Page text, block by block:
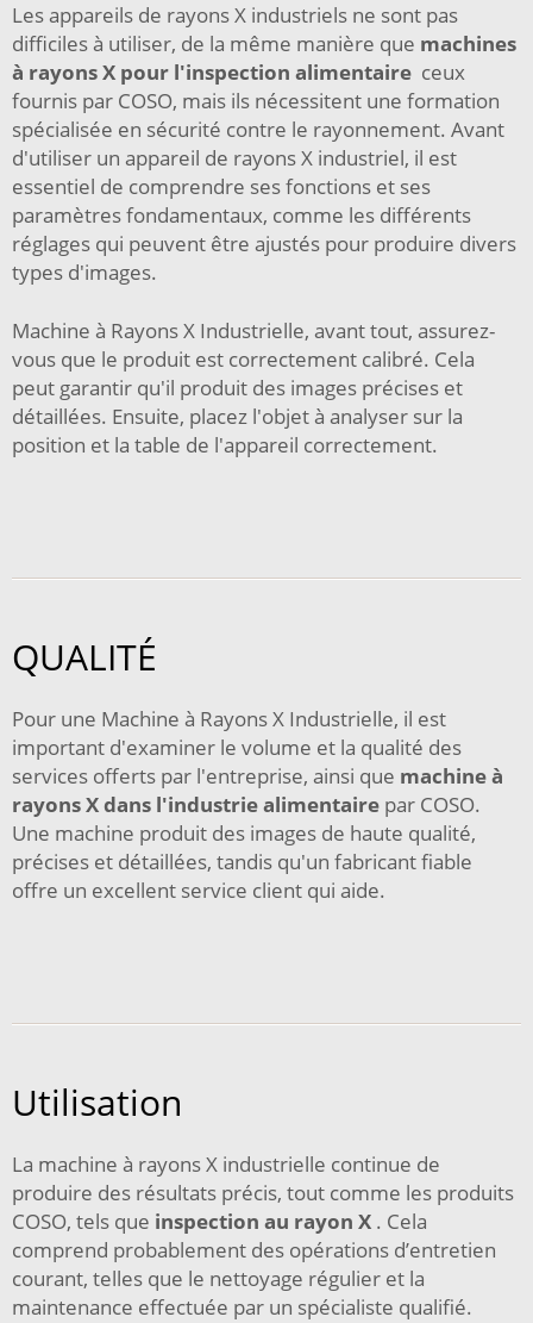
Les appareils de rayons X industriels ne sont pas
difficiles à utiliser, de la même manière que machines
à rayons X pour l'inspection alimentaire ceux
fournis par COSO, mais ils nécessitent une formation
spécialisée en sécurité contre le rayonnement. Avant
d'utiliser un appareil de rayons X industriel, il est
essentiel de comprendre ses fonctions et ses
paramètres fondamentaux, comme les différents
réglages qui peuvent être ajustés pour produire divers
types d'images.
Machine à Rayons X Industrielle, avant tout, assurez-
vous que le produit est correctement calibré. Cela
peut garantir qu'il produit des images précises et
détaillées. Ensuite, placez l'objet à analyser sur la
position et la table de l'appareil correctement.
QUALITÉ
Pour une Machine à Rayons X Industrielle, il est
important d'examiner le volume et la qualité des
services offerts par l'entreprise, ainsi que machine à
rayons X dans l'industrie alimentaire par COSO.
Une machine produit des images de haute qualité,
précises et détaillées, tandis qu'un fabricant fiable
offre un excellent service client qui aide.
Utilisation
La machine à rayons X industrielle continue de
produire des résultats précis, tout comme les produits
COSO, tels que inspection au rayon X . Cela
comprend probablement des opérations d’entretien
courant, telles que le nettoyage régulier et la
maintenance effectuée par un spécialiste qualifié.